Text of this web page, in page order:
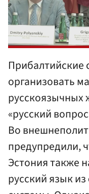
Прибалтийские
организовать
русскоязычных
«русский
Во
предупредили,
Эстония также
русский язык